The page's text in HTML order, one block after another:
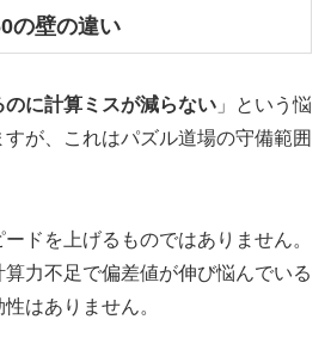
の壁の違い
に計算ミスが減らない 」という悩
が、これはパズル道場の守備範囲
ドを上げるものではありません。
力不足で偏差値が伸び悩んでいる
はありません。